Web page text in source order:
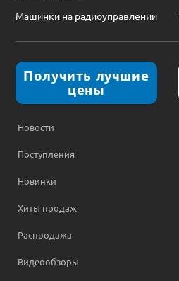
Машинки на радиоуправлении
Получить лучшие
цены
Новости
Поступления
Новинки
Хиты продаж
Распродажа
Видеообзоры